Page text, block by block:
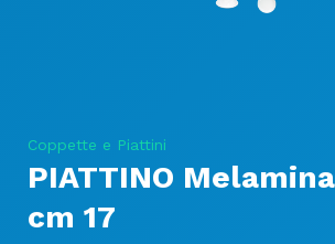
Coppette e Piattini
PIATTINO
cm 17